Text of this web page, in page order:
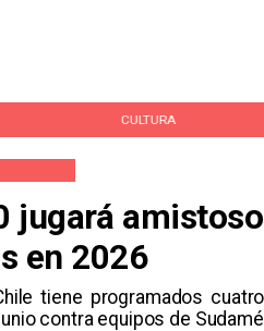
CULTURA
jugará
en 2026
tiene programados
contra equipos de